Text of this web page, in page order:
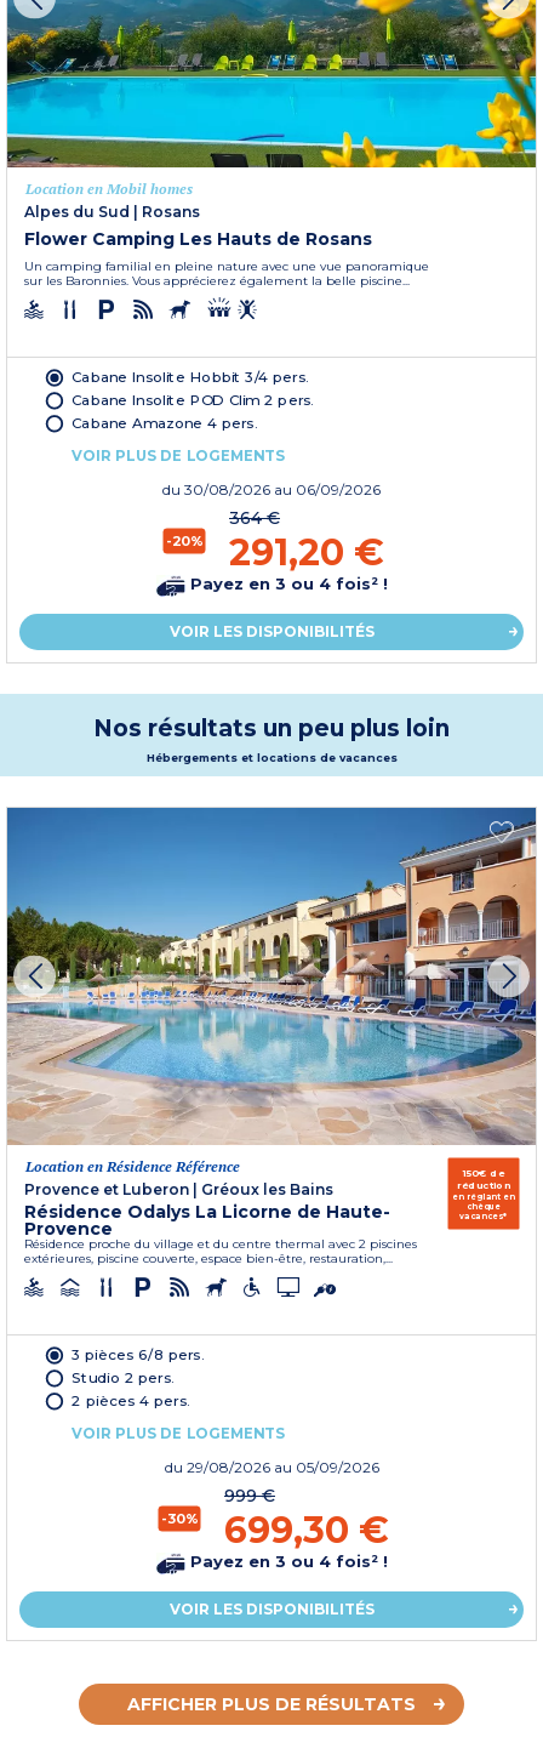
Location en Mobil homes
Alpes du Sud | Rosans
Flower Camping Les Hauts de Rosans
Un camping familial en pleine nature avec une vue panoramique
sur les Baronnies. Vous apprécierez également la belle piscine...
Cabane Insolite Hobbit 3/4 pers.
Cabane Insolite POD Clim 2 pers.
Cabane Amazone 4 pers.
VOIR PLUS DE LOGEMENTS
du 30/08/2026 au 06/09/2026
-20%
364 €
291,20 €
Payez en 3 ou 4 fois² !
VOIR LES DISPONIBILITÉS
Nos résultats un peu plus loin
Hébergements et locations de vacances
Location en Résidence Référence
Provence et Luberon | Gréoux les Bains
Résidence Odalys La Licorne de Haute-
Provence
Résidence proche du village et du centre thermal avec 2 piscines
extérieures, piscine couverte, espace bien-être, restauration,...
150€ de
réduction
en réglant en
chèque
vacances*
3 pièces 6/8 pers.
Studio 2 pers.
2 pièces 4 pers.
VOIR PLUS DE LOGEMENTS
du 29/08/2026 au 05/09/2026
-30%
999 €
699,30 €
Payez en 3 ou 4 fois² !
VOIR LES DISPONIBILITÉS
AFFICHER PLUS DE RÉSULTATS